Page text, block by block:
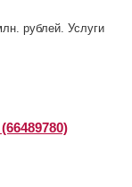
рублей. Услуги